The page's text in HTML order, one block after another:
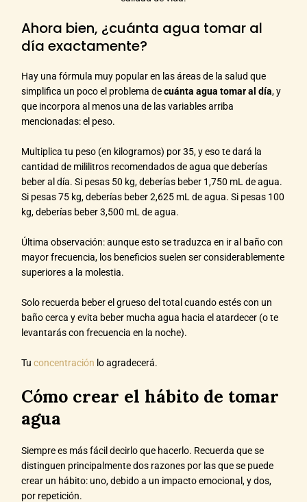
Ahora bien, ¿cuánta agua tomar al
día exactamente?
Hay una fórmula muy popular en las áreas de la salud que
simplifica un poco el problema decuánta agua tomar al día, y
que incorpora al menos una de las variables arriba
mencionadas: el peso.
Multiplica tu peso (en kilogramos) por 35, y eso te dará la
cantidad de mililitros recomendados de agua que deberías
beber al día. Si pesas 50 kg, deberías beber 1,750 mL de agua.
Si pesas 75 kg, deberías beber 2,625 mL de agua. Si pesas 100
kg, deberías beber 3,500 mL de agua.
Última observación: aunque esto se traduzca en ir al baño con
mayor frecuencia, los beneficios suelen ser considerablemente
superiores a la molestia.
Solo recuerda beber el grueso del total cuando estés con un
baño cerca y evita beber mucha agua hacia el atardecer (o te
levantarás con frecuencia en la noche).
Tuconcentración lo agradecerá.
Cómo crear el hábito de tomar
agua
Siempre es más fácil decirlo que hacerlo. Recuerda que se
distinguen principalmente dos razones por las que se puede
crear un hábito: uno, debido a un impacto emocional, y dos,
por repetición.